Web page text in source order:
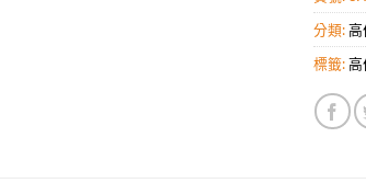
分類:高
標籤:高